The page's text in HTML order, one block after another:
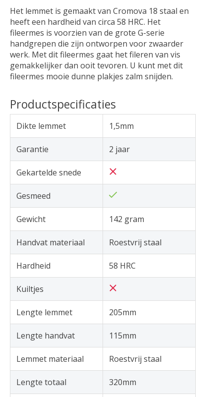
Het lemmet is gemaakt van Cromova 18 staal en
heeft een hardheid van circa 58 HRC. Het
fileermes is voorzien van de grote G-serie
handgrepen die zijn ontworpen voor zwaarder
werk. Met dit fileermes gaat het fileren van vis
gemakkelijker dan ooit tevoren. U kunt met dit
fileermes mooie dunne plakjes zalm snijden.
Productspecificaties
Dikte lemmet 1,5mm
Garantie 2 jaar
Gekartelde snede
Gesmeed
Gewicht 142 gram
Handvat materiaal Roestvrij staal
Hardheid 58 HRC
Kuiltjes
Lengte lemmet 205mm
Lengte handvat 115mm
Lemmet materiaal Roestvrij staal
Lengte totaal 320mm